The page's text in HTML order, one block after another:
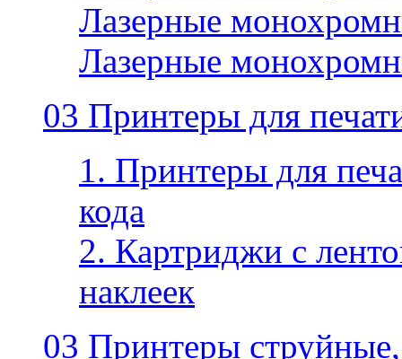
Лазерные
Лазерные
03 Принтеры для
1. Принтеры для
кода
2. Картриджи с
наклеек
03 Принтеры